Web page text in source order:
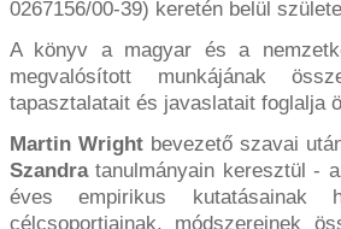
0267156/00-39) keretén belül
A könyv a magyar és a
megvalósított munkájának
tapasztalatait és javaslatait foglalja
Martin Wright bevezető szavai
Szandratanulmányain keresztül -
éves empirikus kutatásainak
célcsoportjainak, módszereinek